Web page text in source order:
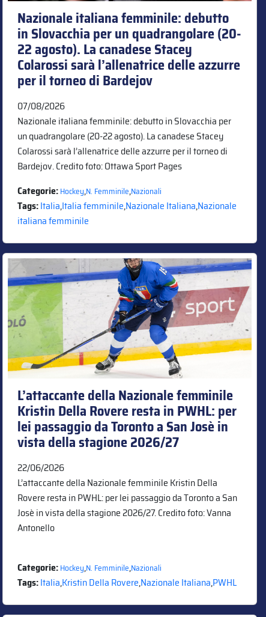
Nazionale italiana femminile: debutto
in Slovacchia per un quadrangolare (20-
22 agosto). La canadese Stacey
Colarossi sarà l’allenatrice delle azzurre
per il torneo di Bardejov
07/08/2026
Nazionale italiana femminile: debutto in Slovacchia per
un quadrangolare (20-22 agosto). La canadese Stacey
Colarossi sarà l’allenatrice delle azzurre per il torneo di
Bardejov. Credito foto: Ottawa Sport Pages
Categorie:Hockey,N. Femminile,Nazionali
Tags:Italia,Italia femminile,Nazionale Italiana,Nazionale
italiana femminile
L’attaccante della Nazionale femminile
Kristin Della Rovere resta in PWHL: per
lei passaggio da Toronto a San Josè in
vista della stagione 2026/27
22/06/2026
L’attaccante della Nazionale femminile Kristin Della
Rovere resta in PWHL: per lei passaggio da Toronto a San
Josè in vista della stagione 2026/27. Credito foto: Vanna
Antonello
Categorie:Hockey,N. Femminile,Nazionali
Tags:Italia,Kristin Della Rovere,Nazionale Italiana,PWHL